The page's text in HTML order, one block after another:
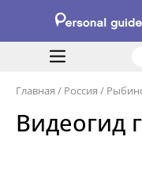
Главная / Россия /
Видеогид